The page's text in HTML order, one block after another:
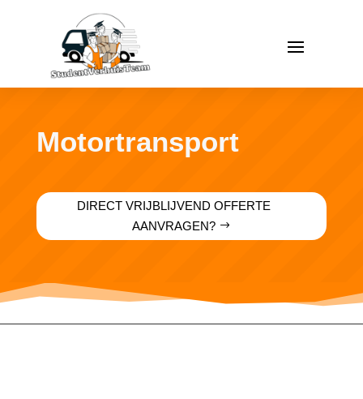
Motortransport
DIRECT VRIJBLIJVEND OFFERTE
AANVRAGEN?